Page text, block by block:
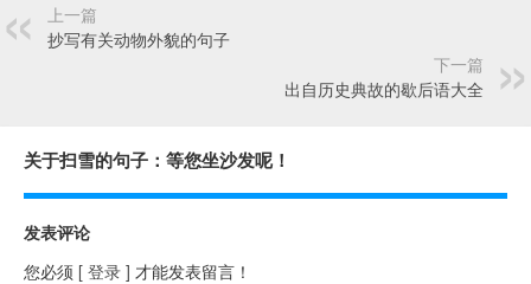
上一篇
抄写有关动物外貌的句子
下一篇
出自历史典故的歇后语大全
关于扫雪的句子：等您坐沙发呢！
发表评论
您必须 [ 登录 ] 才能发表留言！